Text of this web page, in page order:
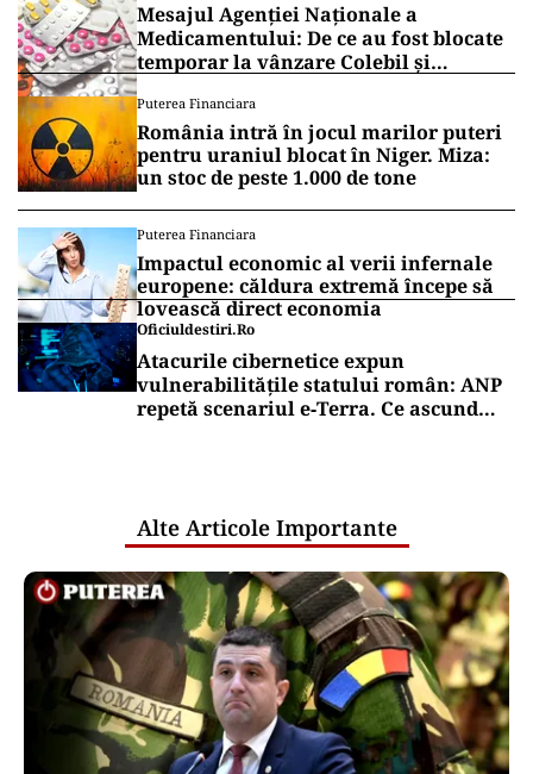
Mesajul Agenției Naționale a
Medicamentului: De ce au fost blocate
temporar la vânzare Colebil și
Puterea Financiara
România intră în jocul marilor puteri
pentru uraniul blocat în Niger. Miza:
un stoc de peste 1.000 de tone
Puterea Financiara
Impactul economic al verii infernale
europene: căldura extremă începe să
lovească direct economia
Oficiuldestiri.ro
Atacurile cibernetice expun
vulnerabilitățile statului român: ANP
repetă scenariul e‑Terra. Ce ascund
Alte Articole Importante